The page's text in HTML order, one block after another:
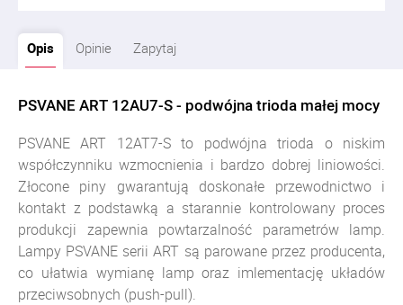
Opis Opinie Zapytaj
PSVANE ART 12AU7-S - podwójna trioda małej mocy
PSVANE ART 12AT7-S to podwójna trioda o niskim
współczynniku wzmocnienia i bardzo dobrej liniowości.
Złocone piny gwarantują doskonałe przewodnictwo i
kontakt z podstawką a starannie kontrolowany proces
produkcji zapewnia powtarzalność parametrów lamp.
Lampy PSVANE serii ART są parowane przez producenta,
co ułatwia wymianę lamp oraz imlementację układów
przeciwsobnych (push-pull).